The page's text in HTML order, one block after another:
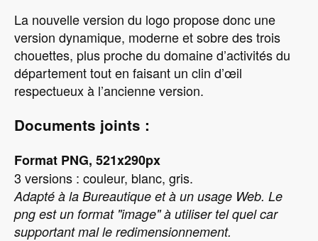
La nouvelle version du logo propose donc une
version dynamique, moderne et sobre des trois
chouettes, plus proche du domaine d’activités du
département tout en faisant un clin d’œil
respectueux à l’ancienne version.
Documents joints :
Format PNG, 521x290px
3 versions : couleur, blanc, gris.
Adapté à la Bureautique et à un usage Web. Le
png est un format "image" à utiliser tel quel car
supportant mal le redimensionnement.